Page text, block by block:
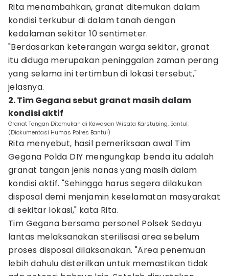
Rita menambahkan, granat ditemukan dalam
kondisi terkubur di dalam tanah dengan
kedalaman sekitar 10 sentimeter.
"Berdasarkan keterangan warga sekitar, granat
itu diduga merupakan peninggalan zaman perang
yang selama ini tertimbun di lokasi tersebut,"
jelasnya.
2. Tim Gegana sebut granat masih dalam
kondisi aktif
Granat Tangan Ditemukan di Kawasan Wisata Karstubing, Bantul.
(Diokumentasi Humas Polres Bantul)
Rita menyebut, hasil pemeriksaan awal Tim
Gegana Polda DIY mengungkap benda itu adalah
granat tangan jenis nanas yang masih dalam
kondisi aktif. "Sehingga harus segera dilakukan
disposal demi menjamin keselamatan masyarakat
di sekitar lokasi," kata Rita.
Tim Gegana bersama personel Polsek Sedayu
lantas melaksanakan sterilisasi area sebelum
proses disposal dilaksanakan. "Area penemuan
lebih dahulu disterilkan untuk memastikan tidak